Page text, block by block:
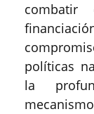
políticas
la